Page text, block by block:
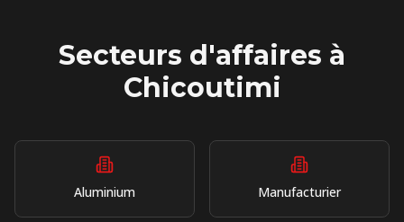
Secteurs d'affaires à
Chicoutimi
Aluminium Manufacturier